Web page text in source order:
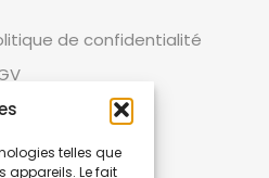
telles que
appareils. Le fait
de confidentialité